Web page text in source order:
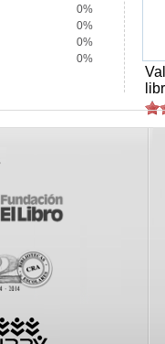
0%
0%
0%
0%